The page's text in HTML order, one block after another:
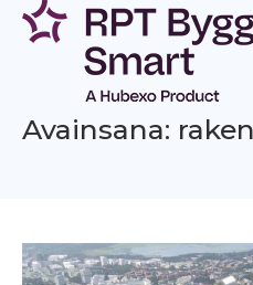
Siirry
sisältöön
Avainsana: